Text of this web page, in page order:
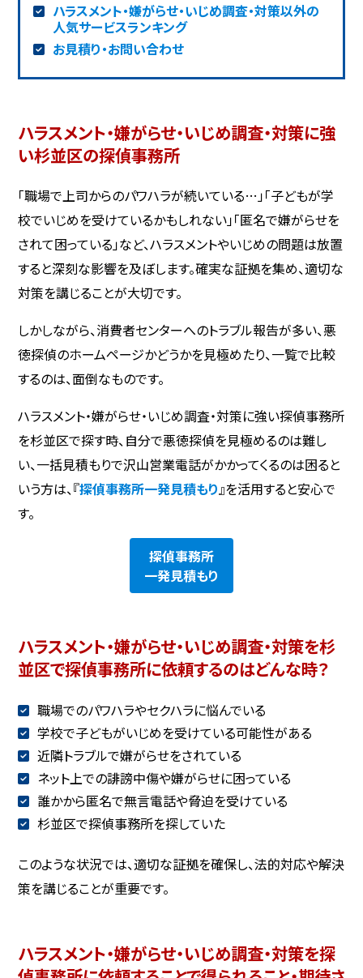
ハラスメント・嫌がらせ・いじめ調査・対策以外の
人気サービスランキング
お見積り・お問い合わせ
ハラスメント・嫌がらせ・いじめ調査・対策に強
い杉並区の探偵事務所
「職場で上司からのパワハラが続いている…」「子どもが学
校でいじめを受けているかもしれない」「匿名で嫌がらせを
されて困っている」など、ハラスメントやいじめの問題は放置
すると深刻な影響を及ぼします。確実な証拠を集め、適切な
対策を講じることが大切です。
しかしながら、消費者センターへのトラブル報告が多い、悪
徳探偵のホームページかどうかを見極めたり、一覧で比較
するのは、面倒なものです。
ハラスメント・嫌がらせ・いじめ調査・対策に強い探偵事務所
を杉並区で探す時、自分で悪徳探偵を見極めるのは難し
い、一括見積もりで沢山営業電話がかかってくるのは困ると
いう方は、『探偵事務所一発見積もり 』を活用すると安心で
す。
探偵事務所
一発見積もり
ハラスメント・嫌がらせ・いじめ調査・対策を杉
並区で探偵事務所に依頼するのはどんな時？
職場でのパワハラやセクハラに悩んでいる
学校で子どもがいじめを受けている可能性がある
近隣トラブルで嫌がらせをされている
ネット上での誹謗中傷や嫌がらせに困っている
誰かから匿名で無言電話や脅迫を受けている
杉並区で探偵事務所を探していた
このような状況では、適切な証拠を確保し、法的対応や解決
策を講じることが重要です。
ハラスメント・嫌がらせ・いじめ調査・対策を探